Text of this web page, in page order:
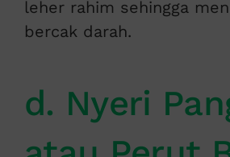
leher rahim sehingga
bercak darah.
d. Nyeri